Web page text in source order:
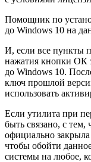
Помощник по
до Windows 10 на
И, если все пункты
нажатия кнопки ОК
до Windows 10.
ключ прошлой
использовать
Если утилита при
быть связано, с
официально
чтобы обойти
системы на любое,